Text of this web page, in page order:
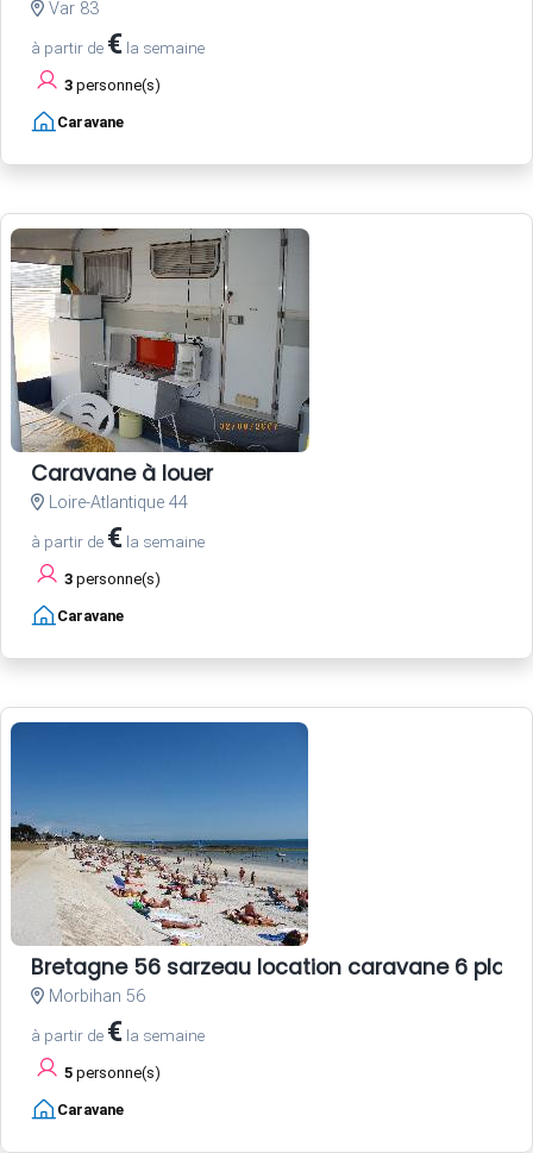
Var 83
à partir de € la semaine
3 personne(s)
Caravane
Caravane à louer
Loire-Atlantique 44
à partir de € la semaine
3 personne(s)
Caravane
Bretagne 56 sarzeau location caravane 6
Morbihan 56
à partir de € la semaine
5 personne(s)
Caravane